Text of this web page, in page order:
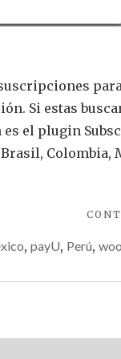
Si estas
el plugin
Colombia,
, payU, Perú,